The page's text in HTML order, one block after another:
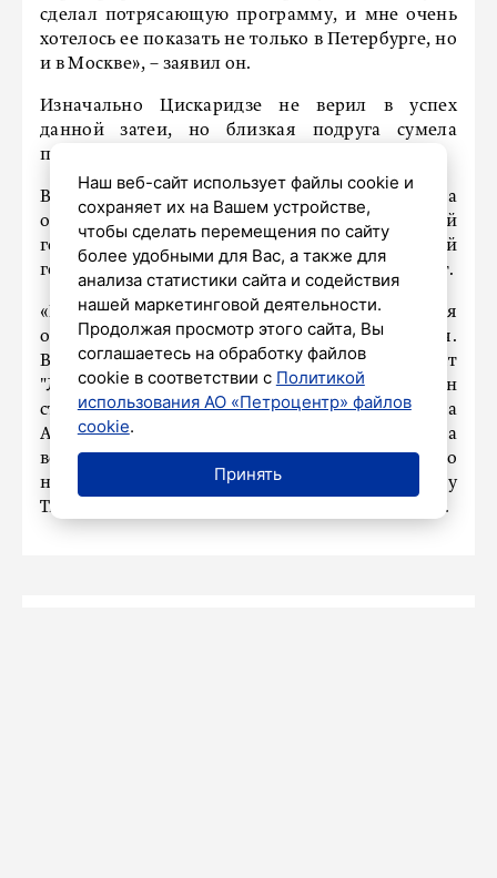
сделал потрясающую программу, и мне очень
хотелось ее показать не только в Петербурге, но
и в Москве», – заявил он.
Изначально Цискаридзе не верил в успех
данной затеи, но близкая подруга сумела
переубедить его.
В первый год было продано 50% билетов, а
остальных зрителей пригласили. На следующий
год уже удалось продать 80% зала, а в третий
год уже случились аншлаги, подчеркнул артист.
«Каждый год, подбирая программу, я
ориентируюсь на тех, кого выпускает академия.
В этом году зрители увидят второй акт
"Лебединого озера", который будет посвящен
столетнему юбилею первого выпуска
Агриппины Вагановой. Тогда она выпускала
величайшую балерину и моего
непосредственного педагога Марину
Тимофеевну Семенову», – отметил Цискаридзе.
Наш веб-сайт использует файлы cookie и
сохраняет их на Вашем устройстве,
чтобы сделать перемещения по сайту
более удобными для Вас, а также для
анализа статистики сайта и содействия
нашей маркетинговой деятельности.
Продолжая просмотр этого сайта, Вы
соглашаетесь на обработку файлов
cookie в соответствии с Политикой
использования АО «Петроцентр» файлов
cookie.
Принять